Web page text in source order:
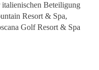
Beteiligung
Resort & Spa,
Golf Resort & Spa